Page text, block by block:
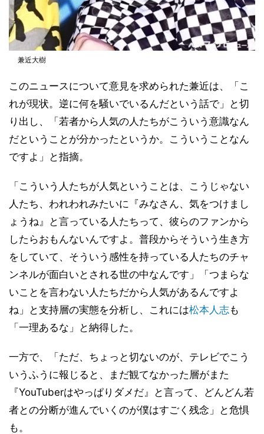
兼近大樹
このニュースについて意見を求められた兼近は、「こ
れが現状。逆に何を騒いでいるんだという話で」と切
り出し、「若者から人気の人たちがこういう意識なん
だということが分かったというか。こういうことなん
ですよ」と指摘。
「こういう人たちが人気ということは、こうじゃない
人たち、われわれみたいに『みなさん、気をつけまし
ょうね』と言っている人たちって、彼らのファンから
したらおもんないんですよ。普段からそういう生き方
をしていて、そういう感性を持っている人たちのチャ
ンネルが面白いとされる世の中なんです」「つまらな
いことを言わない人たちだから人気があるんですよ
ね」と支持層の実態を分析し、これには松本人志も
「一理あるな」と納得した。
一方で、「ただ、ちょっと切ないのが、テレビでこう
いうふうに報じると、まだ観てなかった層がまた
『YouTuberはやっぱりダメだ』と言って、どんどん若
者との分断が進んでいくのが僕はすごく残念」と危惧
も。